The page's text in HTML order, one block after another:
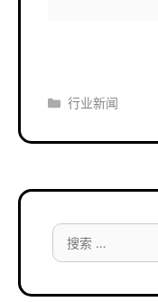
分
行业新闻
搜
索：